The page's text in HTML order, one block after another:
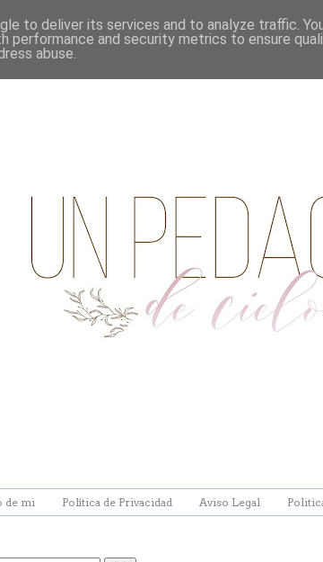
de mi Política de Privacidad Aviso Legal
to deliver its services and to analyze traffic.
performance and security metrics to ensure
abuse.